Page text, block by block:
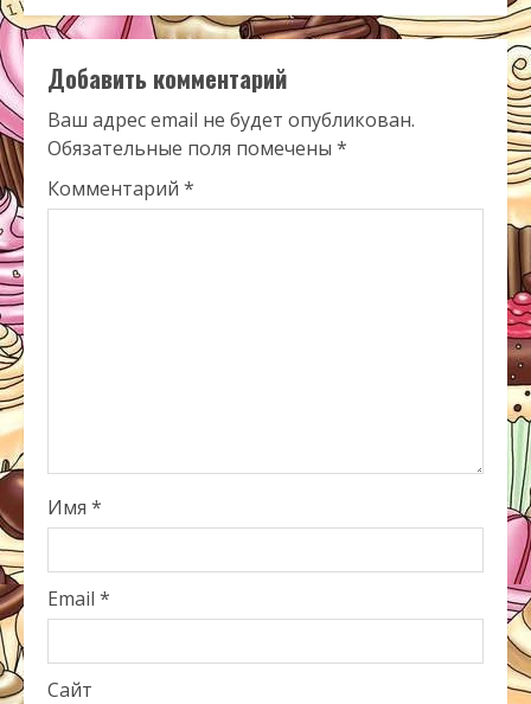
Добавить комментарий
Ваш адрес email не будет опубликован.
Обязательные поля помечены *
Комментарий *
Имя *
Email *
Сайт